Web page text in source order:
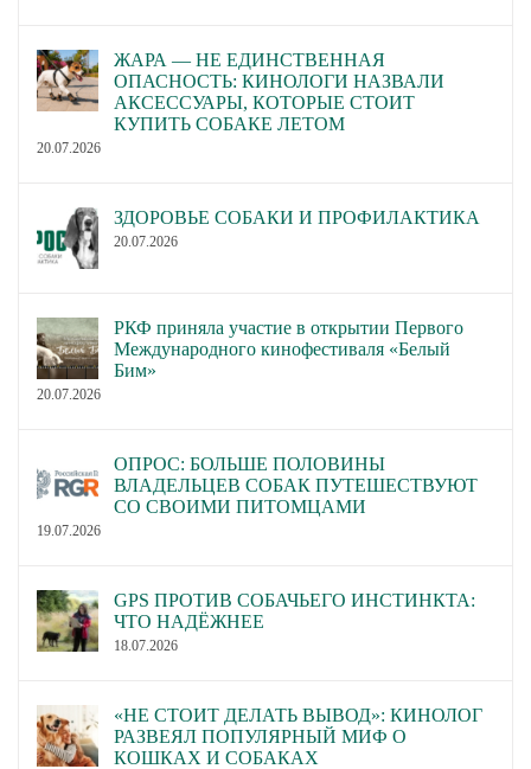
ЖАРА — НЕ ЕДИНСТВЕННАЯ
ОПАСНОСТЬ: КИНОЛОГИ НАЗВАЛИ
АКСЕССУАРЫ, КОТОРЫЕ СТОИТ
КУПИТЬ СОБАКЕ ЛЕТОМ
20.07.2026
ЗДОРОВЬЕ СОБАКИ И ПРОФИЛАКТИКА
20.07.2026
РКФ приняла участие в открытии Первого
Международного кинофестиваля «Белый
Бим»
20.07.2026
ОПРОС: БОЛЬШЕ ПОЛОВИНЫ
ВЛАДЕЛЬЦЕВ СОБАК ПУТЕШЕСТВУЮТ
СО СВОИМИ ПИТОМЦАМИ
19.07.2026
GPS ПРОТИВ СОБАЧЬЕГО ИНСТИНКТА:
ЧТО НАДЁЖНЕЕ
18.07.2026
«НЕ СТОИТ ДЕЛАТЬ ВЫВОД»: КИНОЛОГ
РАЗВЕЯЛ ПОПУЛЯРНЫЙ МИФ О
КОШКАХ И СОБАКАХ